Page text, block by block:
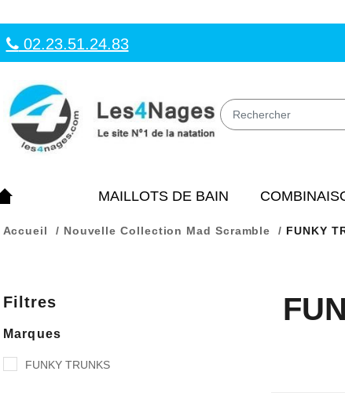
02.23.51.24.83
MAILLOTS DE BAIN
Accueil Nouvelle Collection Mad Scramble FUNKY
Filtres
Marques
FUNKY TRUNKS